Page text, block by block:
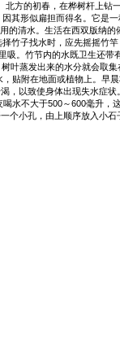
的初春，在桦树杆上钻一
其形似扁担而得名。它是
清水。生活在西双版纳的
子找水时，应先摇摇竹竿
吸。竹节内的水既卫生还带
蒸发出来的水分就会取集
贴附在地面或植物上。早
以致使身体出现失水症状
水不大于500～600毫升，
小孔，由上顺序放入小石